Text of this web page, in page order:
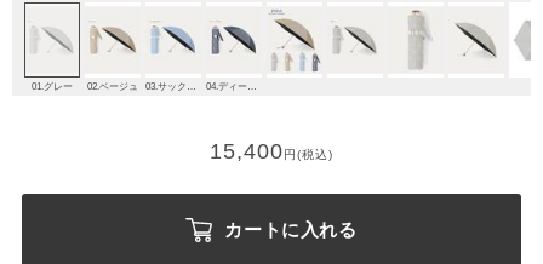
01.グレー 02.ベージュ
15,400円(税込)
カートに入れる